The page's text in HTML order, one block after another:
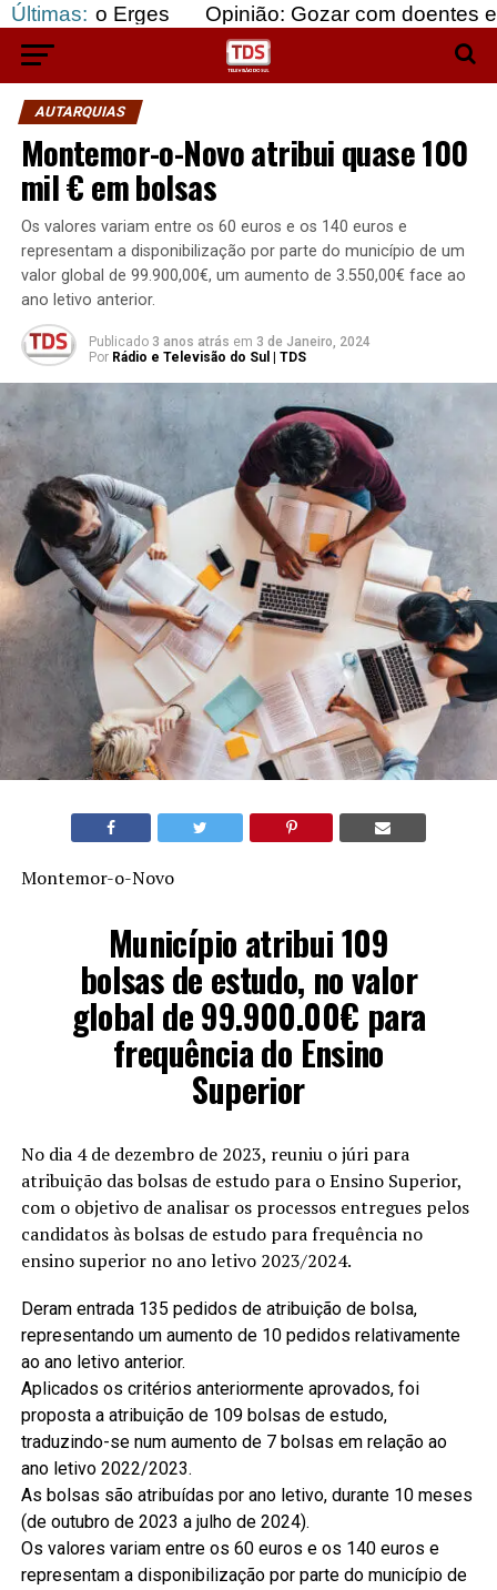
Últimas:Opinião: Gozar com doentes e bajular os
AUTARQUIAS
Montemor-o-Novo atribui quase 100
mil € em bolsas
Os valores variam entre os 60 euros e os 140 euros e
representam a disponibilização por parte do município de um
valor global de 99.900,00€, um aumento de 3.550,00€ face ao
ano letivo anterior.
Publicado 3 anos atrás em 3 de Janeiro, 2024
Por Rádio e Televisão do Sul | TDS
Montemor-o-Novo
Município atribui 109
bolsas de estudo, no valor
global de 99.900.00€ para
frequência do Ensino
Superior
No dia 4 de dezembro de 2023, reuniu o júri para
atribuição das bolsas de estudo para o Ensino Superior,
com o objetivo de analisar os processos entregues pelos
candidatos às bolsas de estudo para frequência no
ensino superior no ano letivo 2023/2024.
Deram entrada 135 pedidos de atribuição de bolsa,
representando um aumento de 10 pedidos relativamente
ao ano letivo anterior.
Aplicados os critérios anteriormente aprovados, foi
proposta a atribuição de 109 bolsas de estudo,
traduzindo-se num aumento de 7 bolsas em relação ao
ano letivo 2022/2023.
As bolsas são atribuídas por ano letivo, durante 10 meses
(de outubro de 2023 a julho de 2024).
Os valores variam entre os 60 euros e os 140 euros e
representam a disponibilização por parte do município de